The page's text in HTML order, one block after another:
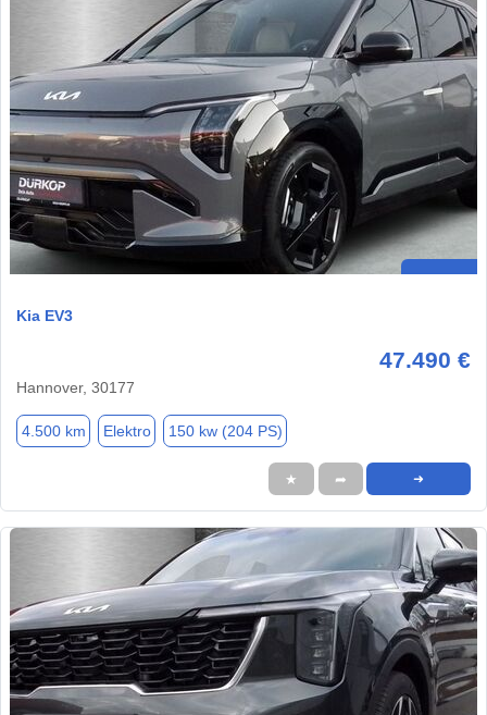
Kia EV3
47.490 €
Hannover, 30177
4.500 km Elektro 150 kw (204 PS)
★ ➦ ➜